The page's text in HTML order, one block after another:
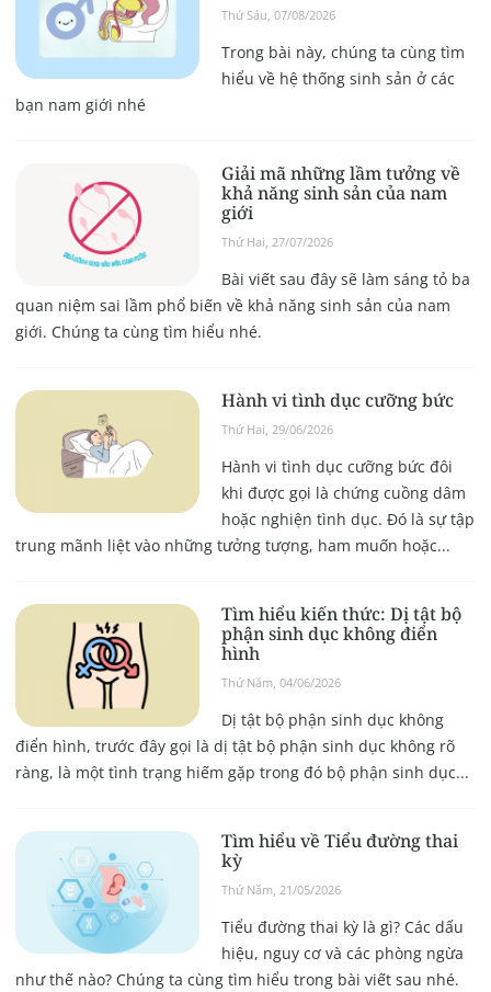
Thứ Sáu, 07/08/2026
Trong bài này, chúng ta cùng tìm
hiểu về hệ thống sinh sản ở các
bạn nam giới nhé
Giải mã những lầm tưởng về
khả năng sinh sản của nam
giới
Thứ Hai, 27/07/2026
Bài viết sau đây sẽ làm sáng tỏ ba
quan niệm sai lầm phổ biến về khả năng sinh sản của nam
giới. Chúng ta cùng tìm hiểu nhé.
Hành vi tình dục cưỡng bức
Thứ Hai, 29/06/2026
Hành vi tình dục cưỡng bức đôi
khi được gọi là chứng cuồng dâm
hoặc nghiện tình dục. Đó là sự tập
trung mãnh liệt vào những tưởng tượng, ham muốn hoặc...
Tìm hiểu kiến thức: Dị tật bộ
phận sinh dục không điển
hình
Thứ Năm, 04/06/2026
Dị tật bộ phận sinh dục không
điển hình, trước đây gọi là dị tật bộ phận sinh dục không rõ
ràng, là một tình trạng hiếm gặp trong đó bộ phận sinh dục...
Tìm hiểu về Tiểu đường thai
kỳ
Thứ Năm, 21/05/2026
Tiểu đường thai kỳ là gì? Các dấu
hiệu, nguy cơ và các phòng ngừa
như thế nào? Chúng ta cùng tìm hiểu trong bài viết sau nhé.